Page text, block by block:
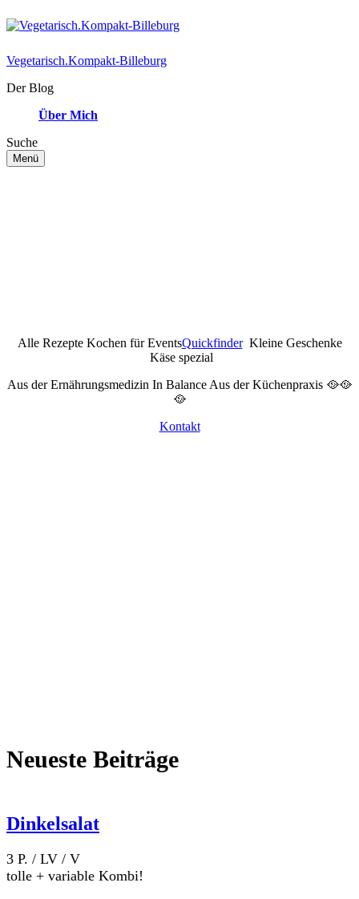
Vegetarisch.Kompakt-Billeburg
Der Blog
Über Mich
Suche
Menü
Alle Rezepte Kochen für EventsQuickfinder Kleine Geschenke
Käse spezial
Aus der Ernährungsmedizin In Balance Aus der Küchenpraxis 🥘🥘
🥘
Kontakt
Neueste Beiträge
Dinkelsalat
3 P. / LV / V
tolle + variable Kombi!